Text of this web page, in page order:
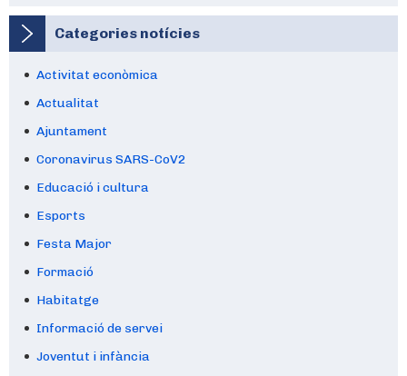
Categories notícies
Activitat econòmica
Actualitat
Ajuntament
Coronavirus SARS-CoV2
Educació i cultura
Esports
Festa Major
Formació
Habitatge
Informació de servei
Joventut i infància